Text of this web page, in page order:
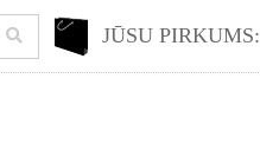
JŪSU PIRKUMS: